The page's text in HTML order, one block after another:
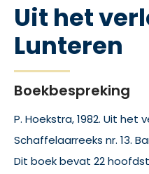
Uit het
Lunteren
Boekbespreking
P. Hoekstra, 1982. Uit het
Schaffelaarreeks nr. 13.
Dit boek bevat 22